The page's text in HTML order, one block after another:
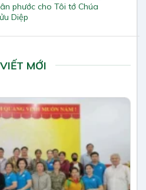
phước cho Tôi tớ Chúa
Diệp
MỚI